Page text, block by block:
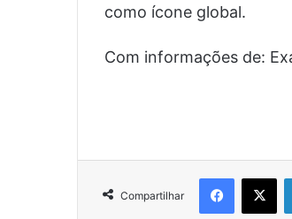
como ícone global.
Com informações de:
Compartilhar
Facebook
X